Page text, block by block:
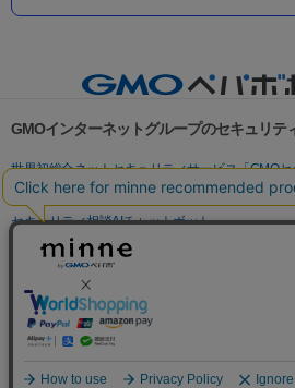
GMOインターネットグループのセキュリテ
世界初総合ネットセキュリティサービス「GMOセ
パスワード漏洩診断
Webサイトリスク診断
セキュリティ相談AIチャットボット
実在証明・盗聴対策
サイバー攻撃対策（GMO Flatt Security）
セキュリティ事業の軌跡